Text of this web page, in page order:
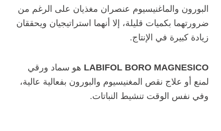
البورون والماغنيسيوم عنصران مغذيان على الرغم من
ضرورتهما بكميات قليلة، إلا أنهما استراتيجيان ويحققان
زيادة كبيرة في الإنتاج.
LABIFOL BORO MAGNESICO هو سماد ورقي
لمنع أو علاج نقص المغنيسيوم والبورون بفعالية عالية،
وفي نفس الوقت تنشيط النباتات.